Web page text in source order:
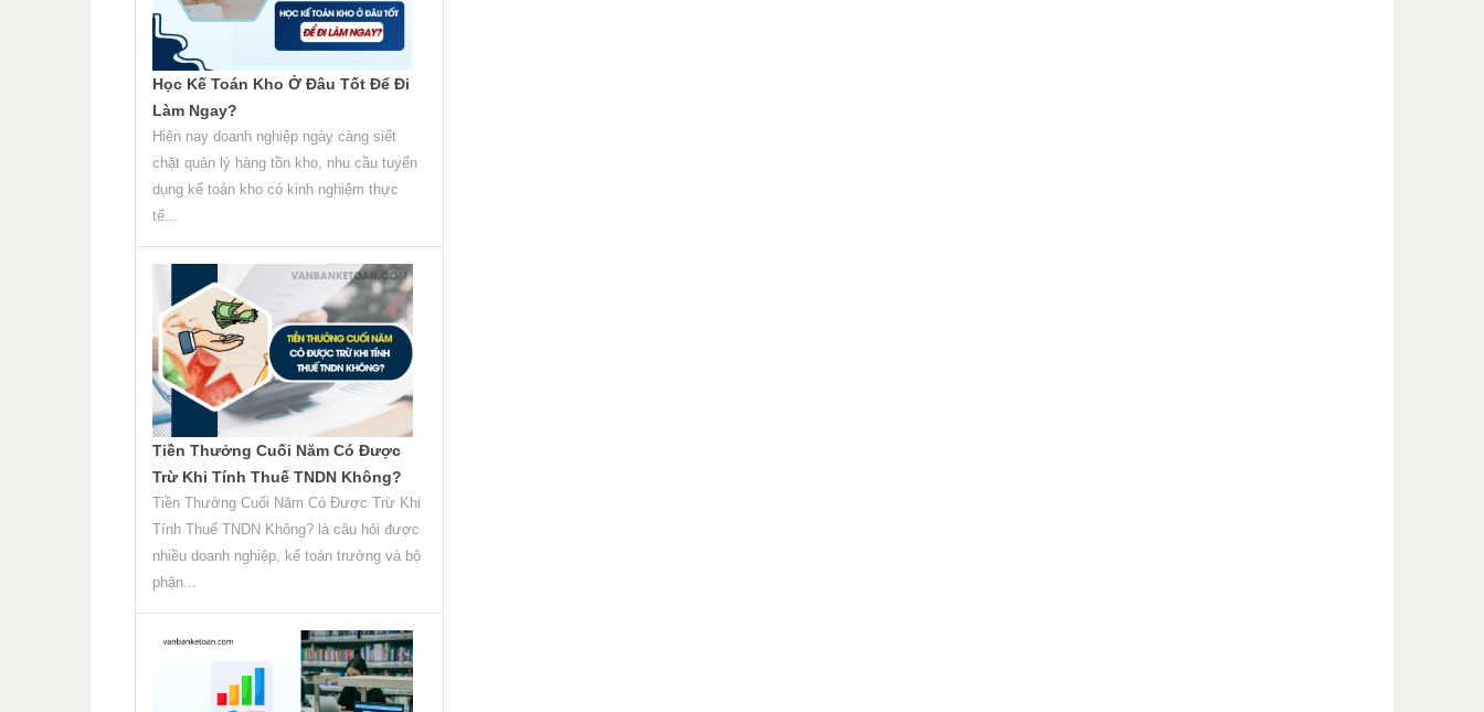
Học Kế Toán Kho Ở Đâu Tốt Để Đi
Làm Ngay?
Hiện nay doanh nghiệp ngày càng siết
chặt quản lý hàng tồn kho, nhu cầu tuyển
dụng kế toán kho có kinh nghiệm thực
tế...
Tiền Thưởng Cuối Năm Có Được
Trừ Khi Tính Thuế TNDN Không?
Tiền Thưởng Cuối Năm Có Được Trừ Khi
Tính Thuế TNDN Không? là câu hỏi được
nhiều doanh nghiệp, kế toán trưởng và bộ
phận...